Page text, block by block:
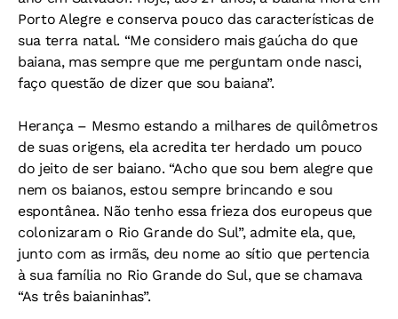
Porto Alegre e conserva pouco das características de
sua terra natal. “Me considero mais gaúcha do que
baiana, mas sempre que me perguntam onde nasci,
faço questão de dizer que sou baiana”.
Herança – Mesmo estando a milhares de quilômetros
de suas origens, ela acredita ter herdado um pouco
do jeito de ser baiano. “Acho que sou bem alegre que
nem os baianos, estou sempre brincando e sou
espontânea. Não tenho essa frieza dos europeus que
colonizaram o Rio Grande do Sul”, admite ela, que,
junto com as irmãs, deu nome ao sítio que pertencia
à sua família no Rio Grande do Sul, que se chamava
“As três baianinhas”.